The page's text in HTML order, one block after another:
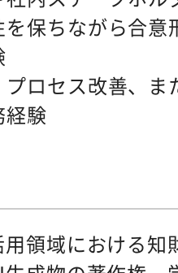
保ちながら合
ロセス改善、
経験
領域における知